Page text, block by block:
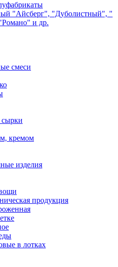
"Айсберг", "Дуболистный", "
и др.
смеси
кремом
изделия
продукция
в лотках